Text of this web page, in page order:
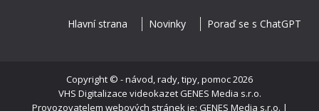
Hlavní strana Novinky Poraď se s ChatGPT
Copyright © - návod, rady, tipy, pomoc2026
VHS Digitalizace videokazetGENES Media s.r.o.
Provozovatelem webových stránek je: GENES Media s.r.o. |